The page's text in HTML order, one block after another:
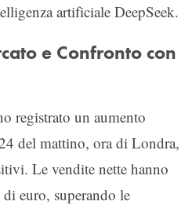
artificiale DeepSeek.
e Confronto con
registrato un aumento
del mattino, ora di Londra,
Le vendite nette hanno
euro, superando le